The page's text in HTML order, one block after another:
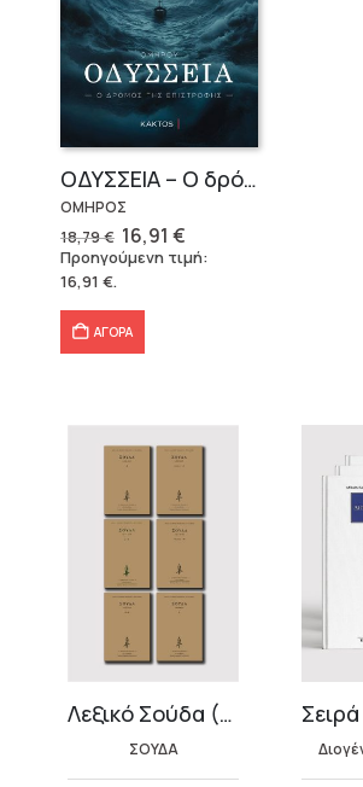
OΔΥΣΣΕΙΑ – Ο δρόμος της επιστροφής
ΟΜΗΡΟΣ
18,79€ Original
price
was:
16,91 €Η
τρέχουσα
τιμή
Προηγούμενη τιμή:
16,91 €.
ΑΓΟΡΑ
Λεξικό Σούδα (8 τόμοι)
ΣΟΥΔΑ